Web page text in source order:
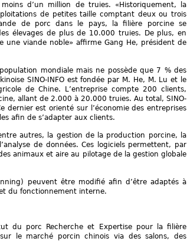
d’un million de truies. «Historiquement, la
de petites taille comptant deux ou trois
de porc dans le pays, la filière porcine se
élevages de plus de 10.000 truies. De plus, en
une viande noble» affirme Gang He, président de
mondiale mais ne possède que 7 % des
SINO-INFO est fondée par M. He, M. Lu et le
de Chine. L’entreprise compte 200 clients,
allant de 2.000 à 20.000 truies. Au total, SINO-
dernier est orienté sur l’économie des entreprises
afin de s’adapter aux clients.
autres, la gestion de la production porcine, la
de données. Ces logiciels permettent, par
animaux et aire au pilotage de la gestion globale
peuvent être modifié afin d’être adaptés à
du fonctionnement interne.
du porc Recherche et Expertise pour la filière
le marché porcin chinois via des salons, des